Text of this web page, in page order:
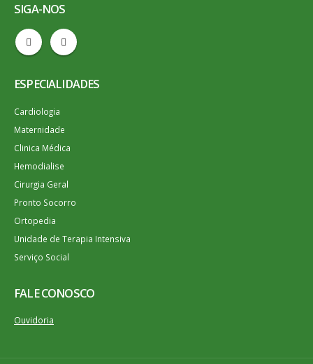
SIGA-NOS
ESPECIALIDADES
Cardiologia
Maternidade
Clinica Médica
Hemodialise
Cirurgia Geral
Pronto Socorro
Ortopedia
Unidade de Terapia Intensiva
Serviço Social
FALE CONOSCO
Ouvidoria